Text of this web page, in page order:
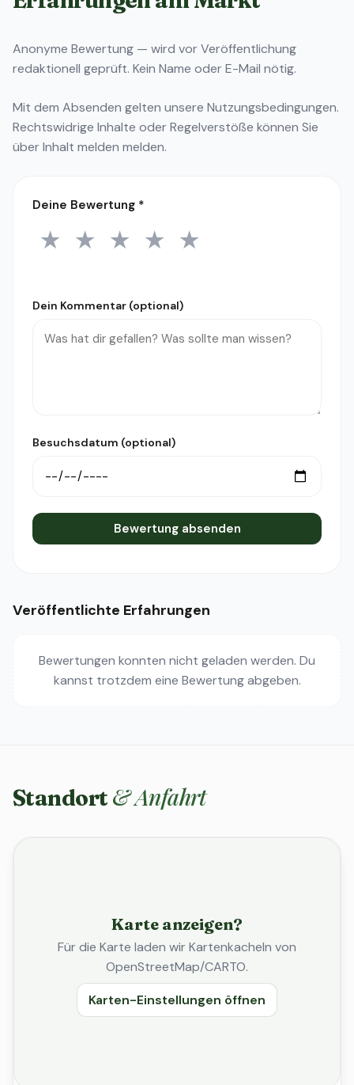
Anonyme Bewertung — wird vor Veröffentlichung
redaktionell geprüft. Kein Name oder E-Mail nötig.
Mit dem Absenden gelten unsere Nutzungsbedingungen.
Rechtswidrige Inhalte oder Regelverstöße können Sie
überInhalt melden melden.
Deine Bewertung *
1 Stern
★ 2 Sterne
★ 3 Sterne
★ 4 Sterne
★ 5 Sterne
★
Dein Kommentar (optional)
Besuchsdatum (optional)
Bewertung absenden
Veröffentlichte Erfahrungen
Bewertungen konnten nicht geladen werden. Du
kannst trotzdem eine Bewertung abgeben.
Standort & Anfahrt
Karte anzeigen?
Für die Karte laden wir Kartenkacheln von
OpenStreetMap/CARTO.
Karten-Einstellungen öffnen